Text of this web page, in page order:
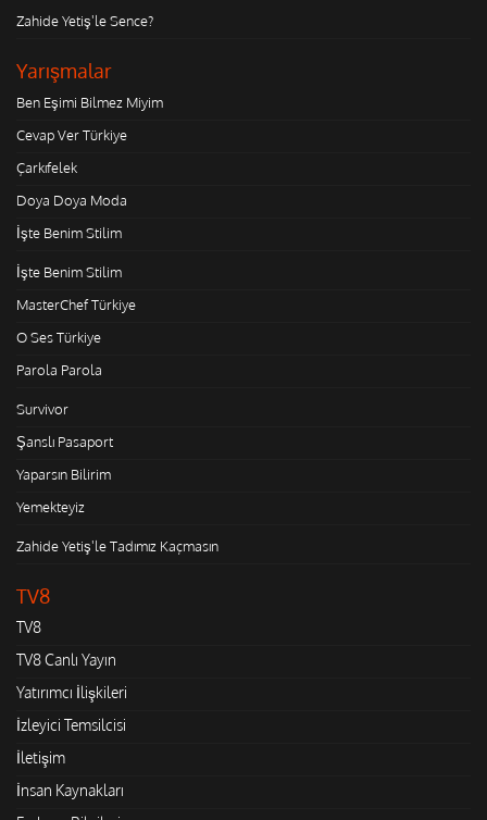
Zahide Yetiş'le Sence?
Yarışmalar
Ben Eşimi Bilmez Miyim
Cevap Ver Türkiye
Çarkıfelek
Doya Doya Moda
İşte Benim Stilim
İşte Benim Stilim
MasterChef Türkiye
O Ses Türkiye
Parola Parola
Survivor
Şanslı Pasaport
Yaparsın Bilirim
Yemekteyiz
Zahide Yetiş'le Tadımız Kaçmasın
TV8
TV8
TV8 Canlı Yayın
Yatırımcı İlişkileri
İzleyici Temsilcisi
İletişim
İnsan Kaynakları